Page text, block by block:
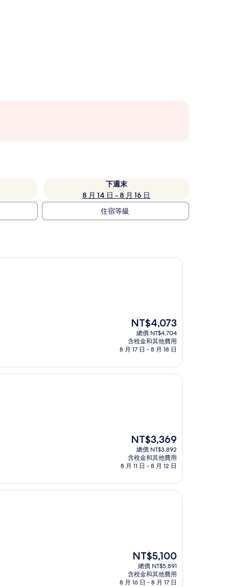
下週末
8 月 14 日 - 8 月 16 日
住宿等級
現
在
價
格
NT$4,073
NT$4,073
總價 NT$4,704
含稅金和其他費用
8 月 17 日 - 8 月 18 日
現
在
價
格
NT$3,369
NT$3,369
總價 NT$3,892
含稅金和其他費用
8 月 11 日 - 8 月 12 日
現
在
價
格
NT$5,100
總價 NT$5,891
含稅金和其他費用
8 月 16 日 - 8 月 17 日